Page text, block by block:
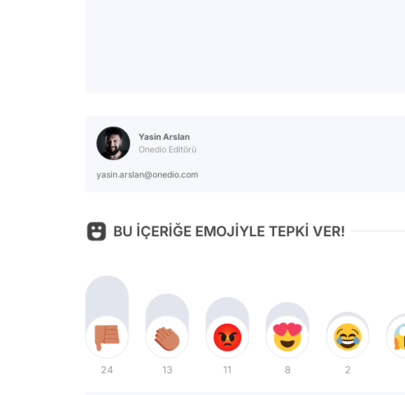
Yasin Arslan
Onedio Editörü
yasin.arslan@onedio.com
BU İÇERİĞE EMOJİYLE TEPKİ VER!
24 13 11 8 2